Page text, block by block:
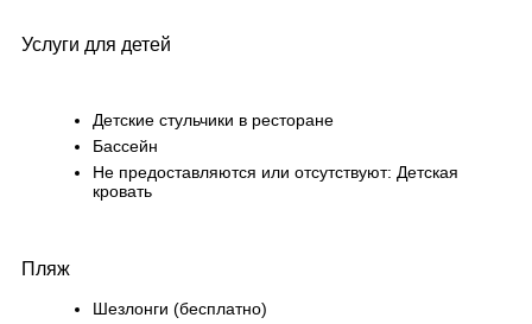
Услуги для детей
Детские стульчики в ресторане
Бассейн
Не предоставляются или отсутствуют: Детская
кровать
Пляж
Шезлонги (бесплатно)